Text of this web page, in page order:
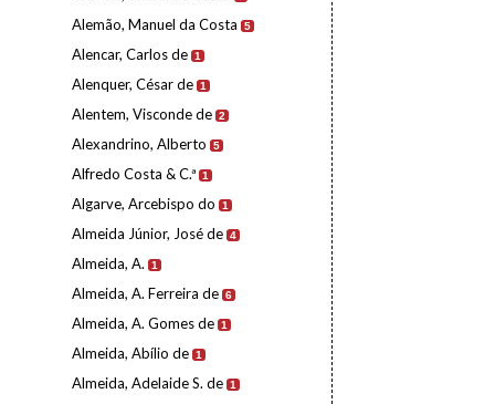
Alemão, Manuel da Costa 5
Alencar, Carlos de 1
Alenquer, César de 1
Alentem, Visconde de 2
Alexandrino, Alberto 5
Alfredo Costa & C.ª 1
Algarve, Arcebispo do 1
Almeida Júnior, José de 4
Almeida, A. 1
Almeida, A. Ferreira de 6
Almeida, A. Gomes de 1
Almeida, Abílio de 1
Almeida, Adelaide S. de 1